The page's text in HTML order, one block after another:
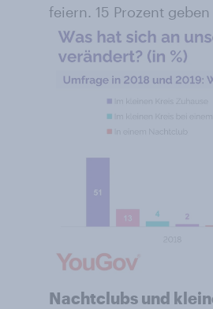
feiern. 15 Prozent
Nachtclubs und